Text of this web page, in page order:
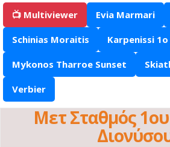
📺 Multiviewer Evia Marmari
Schinias Moraitis Karpenissi
Mykonos Tharroe Sunset
Verbier
Μετ Σταθμός